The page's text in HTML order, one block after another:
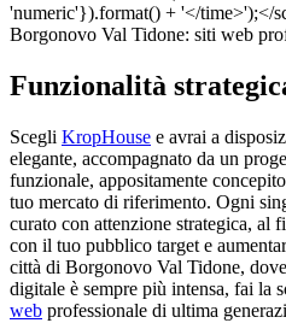
Borgonovo Val Tidone: siti web
Funzionalità
Scegli KropHouse e avrai a
elegante, accompagnato da un
funzionale, appositamente
tuo mercato di riferimento. Ogni
curato con attenzione strategica, al
con il tuo pubblico target e
città di Borgonovo Val Tidone,
digitale è sempre più intensa, fai la
web professionale di ultima